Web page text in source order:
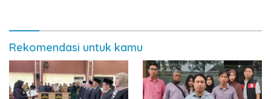
Rekomendasi untuk kamu